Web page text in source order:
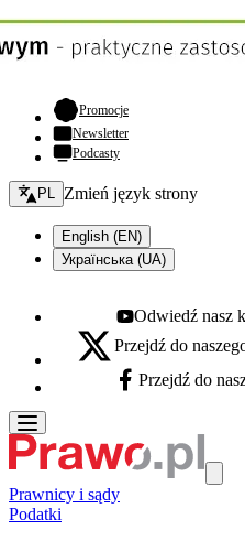
Promocje- otwiera się w nowej
Newsletter
Podcasty
Zmień język - bieżący:
PL Zmień język strony
English (EN)
Українська (UA)
Youtube - otwiera się w
Odwiedź nasz
X - otwiera się w nowej karcie
Przejdź do
Facebook - otwiera się
Przejdź do
Prawnicy i sądy
Podatki